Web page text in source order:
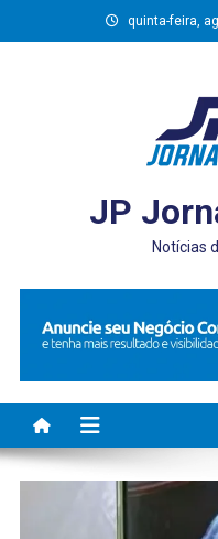
to
quinta-feira,
JP
Notícias